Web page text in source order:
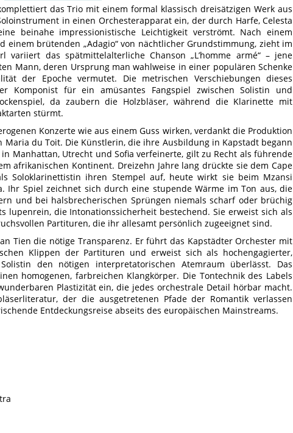
das Trio mit einem formal klassisch dreisätzigen Werk aus
in einen Orchesterapparat ein, der durch Harfe, Celesta
beinahe impressionistische Leichtigkeit verströmt. Nach einem
einem brütenden „Adagio“ von nächtlicher Grundstimmung, zieht im
variiert das spätmittelalterliche Chanson „L’homme armé“ – jene
Mann, deren Ursprung man wahlweise in einer populären Schenke
der Epoche vermutet. Die metrischen Verschiebungen dieses
Komponist für ein amüsantes Fangspiel zwischen Solistin und
da zaubern die Holzbläser, während die Klarinette mit
stürmt.
Konzerte wie aus einem Guss wirken, verdankt die Produktion
du Toit. Die Künstlerin, die ihre Ausbildung in Kapstadt begann
Manhattan, Utrecht und Sofia verfeinerte, gilt zu Recht als führende
afrikanischen Kontinent. Dreizehn Jahre lang drückte sie dem Cape
Soloklarinettistin ihren Stempel auf, heute wirkt sie beim Mzansi
Ihr Spiel zeichnet sich durch eine stupende Wärme im Ton aus, die
und bei halsbrecherischen Sprüngen niemals scharf oder brüchig
lupenrein, die Intonationssicherheit bestechend. Sie erweist sich als
Partituren, die ihr allesamt persönlich zugeeignet sind.
Tien die nötige Transparenz. Er führt das Kapstädter Orchester mit
Klippen der Partituren und erweist sich als hochengagierter,
den nötigen interpretatorischen Atemraum überlässt. Das
homogenen, farbreichen Klangkörper. Die Tontechnik des Labels
Plastizität ein, die jedes orchestrale Detail hörbar macht.
der die ausgetretenen Pfade der Romantik verlassen
Entdeckungsreise abseits des europäischen Mainstreams.